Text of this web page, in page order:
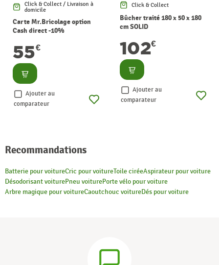
Click & Collect / Livraison à
domicile
Carte Mr.Bricolage option
Cash direct -10%
55€
Consulter
Ajouter au
comparateur
Click & Collect
Bûcher traité 180 x 50 x 180
cm SOLID
102€
Consulter
Ajouter au
comparateur
Recommandations
Batterie pour voitureCric pour voitureToile ciréeAspirateur pour voiture
Désodorisant voiturePneu voiturePorte vélo pour voiture
Arbre magique pour voitureCaoutchouc voitureDés pour voiture